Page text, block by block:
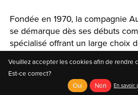
Fondée en 1970, la compagnie
se démarque dès ses débuts
spécialisé offrant un large choix
solutions.
Veuillez accepter les cookies afin de rendre
Est-ce correct?
Oui
Non En savoir